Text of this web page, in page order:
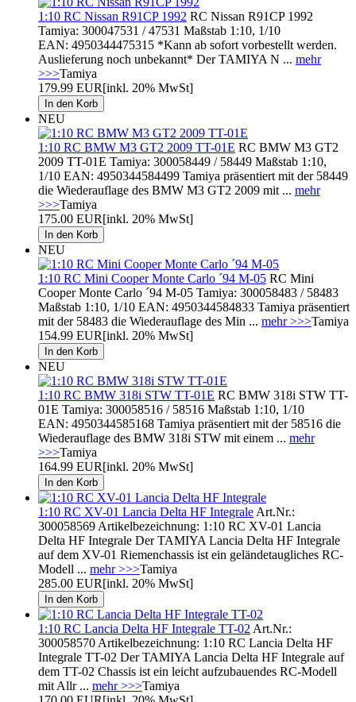
1:10 RC Nissan R91CP 1992 RC Nissan R91CP 1992
Tamiya: 300047531 / 47531 Maßstab 1:10, 1/10
EAN: 4950344475315 *Kann ab sofort vorbestellt werden.
Auslieferung noch unbekannt* Der TAMIYA N ... mehr
>>>Tamiya
179.99 EUR[inkl. 20% MwSt]
NEU
1:10 RC BMW M3 GT2 2009 TT-01E RC BMW M3 GT2
2009 TT-01E Tamiya: 300058449 / 58449 Maßstab 1:10,
1/10 EAN: 4950344584499 Tamiya präsentiert mit der 58449
die Wiederauflage des BMW M3 GT2 2009 mit ... mehr
>>>Tamiya
175.00 EUR[inkl. 20% MwSt]
NEU
1:10 RC Mini Cooper Monte Carlo ´94 M-05 RC Mini
Cooper Monte Carlo ´94 M-05 Tamiya: 300058483 / 58483
Maßstab 1:10, 1/10 EAN: 4950344584833 Tamiya präsentiert
mit der 58483 die Wiederauflage des Min ... mehr >>>Tamiya
154.99 EUR[inkl. 20% MwSt]
NEU
1:10 RC BMW 318i STW TT-01E RC BMW 318i STW TT-
01E Tamiya: 300058516 / 58516 Maßstab 1:10, 1/10
EAN: 4950344585168 Tamiya präsentiert mit der 58516 die
Wiederauflage des BMW 318i STW mit einem ... mehr
>>>Tamiya
164.99 EUR[inkl. 20% MwSt]
1:10 RC XV-01 Lancia Delta HF Integrale Art.Nr.:
300058569 Artikelbezeichnung: 1:10 RC XV-01 Lancia
Delta HF Integrale Der TAMIYA Lancia Delta HF Integrale
auf dem XV-01 Riemenchassis ist ein geländetaugliches RC-
Modell ... mehr >>>Tamiya
285.00 EUR[inkl. 20% MwSt]
1:10 RC Lancia Delta HF Integrale TT-02 Art.Nr.:
300058570 Artikelbezeichnung: 1:10 RC Lancia Delta HF
Integrale TT-02 Der TAMIYA Lancia Delta HF Integrale auf
dem TT-02 Chassis ist ein leicht aufzubauendes RC-Modell
mit Allr ... mehr >>>Tamiya